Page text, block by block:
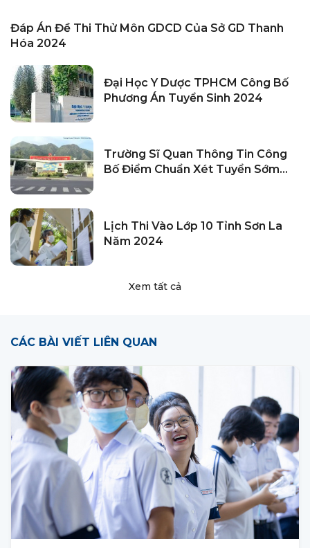
Đáp Án Đề Thi Thử Môn GDCD Của Sở GD Thanh
Hóa 2024
Đại Học Y Dược TPHCM Công Bố
Phương Án Tuyển Sinh 2024
Trường Sĩ Quan Thông Tin Công
Bố Điểm Chuẩn Xét Tuyển Sớm
Lịch Thi Vào Lớp 10 Tỉnh Sơn La
Năm 2024
Xem tất cả
CÁC BÀI VIẾT LIÊN QUAN